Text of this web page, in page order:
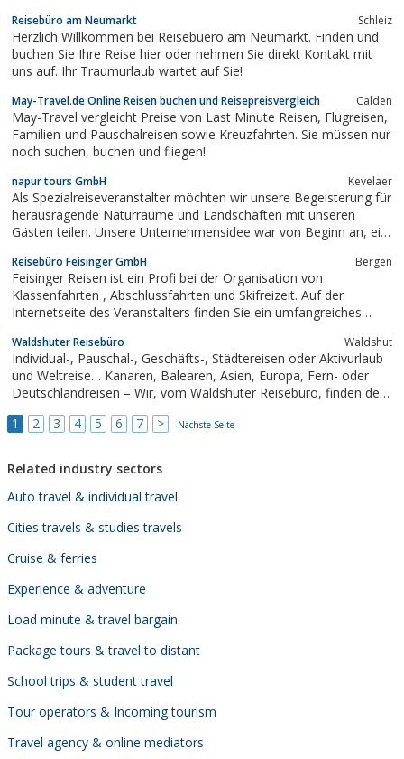
Reisebüro am Neumarkt Schleiz
Herzlich Willkommen bei Reisebuero am Neumarkt. Finden und
buchen Sie Ihre Reise hier oder nehmen Sie direkt Kontakt mit
uns auf. Ihr Traumurlaub wartet auf Sie!
May-Travel.de Online Reisen buchen und Reisepreisvergleich Calden
May-Travel vergleicht Preise von Last Minute Reisen, Flugreisen,
Familien-und Pauschalreisen sowie Kreuzfahrten. Sie müssen nur
noch suchen, buchen und fliegen!
napur tours GmbH Kevelaer
Als Spezialreiseveranstalter möchten wir unsere Begeisterung für
herausragende Naturräume und Landschaften mit unseren
Gästen teilen. Unsere Unternehmensidee war von Beginn an, ein
persönlichen und individuellen Service sowie durch attraktive und
ausgefallene...
Reisebüro Feisinger GmbH Bergen
Feisinger Reisen ist ein Profi bei der Organisation von
Klassenfahrten , Abschlussfahrten und Skifreizeit. Auf der
Internetseite des Veranstalters finden Sie ein umfangreiches
werden größten Teils mit dem Bus durchgeführt. Bei einigen
Angeboten können Sie als...
Waldshuter Reisebüro Waldshut
Individual-, Pauschal-, Geschäfts-, Städtereisen oder Aktivurlaub
und Weltreise… Kanaren, Balearen, Asien, Europa, Fern- oder
Deutschlandreisen – Wir, vom Waldshuter Reisebüro, finden den
1 2 3 4 5 6 7 > Nächste Seite
Related industry sectors
Auto travel & individual travel
Cities travels & studies travels
Cruise & ferries
Experience & adventure
Load minute & travel bargain
Package tours & travel to distant
School trips & student travel
Tour operators & Incoming tourism
Travel agency & online mediators